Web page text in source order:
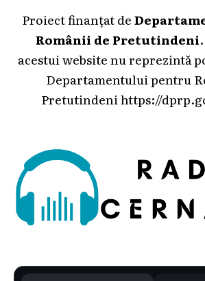
Proiect finanțat de
Românii de Pretutindeni
acestui website nu reprezintă
Departamentului pentru
Pretutindeni https://